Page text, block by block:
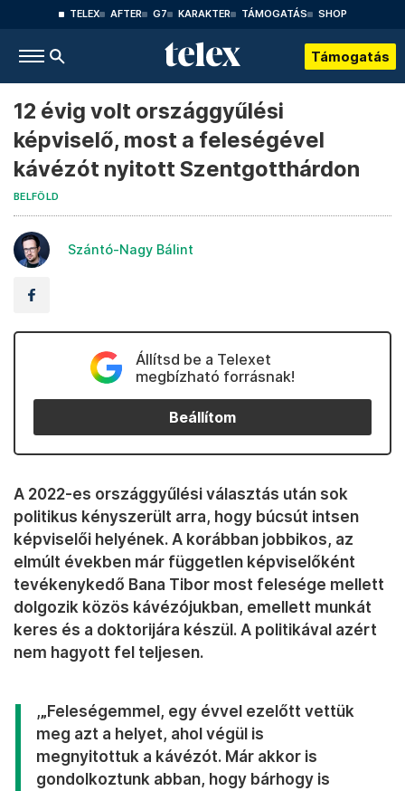
TELEX AFTER G7 KARAKTER TÁMOGATÁS SHOP
Támogatás
12 évig volt országgyűlési
képviselő, most a feleségével
kávézót nyitott Szentgotthárdon
BELFÖLD
Szántó-Nagy Bálint
Állítsd be a Telexet
megbízható forrásnak!
Beállítom
A 2022-es országgyűlési választás után sok
politikus kényszerült arra, hogy búcsút intsen
képviselői helyének. A korábban jobbikos, az
elmúlt években már független képviselőként
tevékenykedő Bana Tibor most felesége mellett
dolgozik közös kávézójukban, emellett munkát
keres és a doktorijára készül. A politikával azért
nem hagyott fel teljesen.
,„Feleségemmel, egy évvel ezelőtt vettük
meg azt a helyet, ahol végül is
megnyitottuk a kávézót. Már akkor is
gondolkoztunk abban, hogy bárhogy is